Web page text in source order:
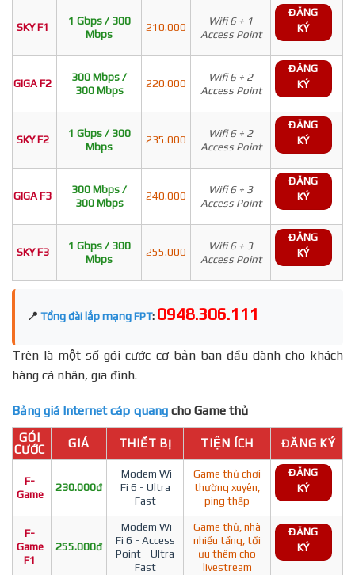
SKY F1
1 Gbps / 300
Mbps
210.000
Wifi 6 + 1
Access Point
ĐĂNG
KÝ
GIGA F2
300 Mbps /
300 Mbps
220.000
Wifi 6 + 2
Access Point
ĐĂNG
KÝ
SKY F2
1 Gbps / 300
Mbps
235.000
Wifi 6 + 2
Access Point
ĐĂNG
KÝ
GIGA F3
300 Mbps /
300 Mbps
240.000
Wifi 6 + 3
Access Point
ĐĂNG
KÝ
SKY F3
1 Gbps / 300
Mbps
255.000
Wifi 6 + 3
Access Point
ĐĂNG
KÝ
📍 Tổng đài lắp mạng FPT: 0948.306.111
Trên là một số gói cước cơ bản ban đầu dành cho khách
hàng cá nhân, gia đình.
Bảng giá Internet cáp quang cho Game thủ
GÓI
CƯỚC
GIÁ THIẾT BỊ TIỆN ÍCH ĐĂNG KÝ
F-
Game
230.000đ
- Modem Wi-
Fi 6 - Ultra
Fast
Game thủ chơi
thường xuyên,
ping thấp
ĐĂNG
KÝ
F-
Game
F1
255.000đ
- Modem Wi-
Fi 6 - Access
Point - Ultra
Fast
Game thủ, nhà
nhiều tầng, tối
ưu thêm cho
livestream
ĐĂNG
KÝ